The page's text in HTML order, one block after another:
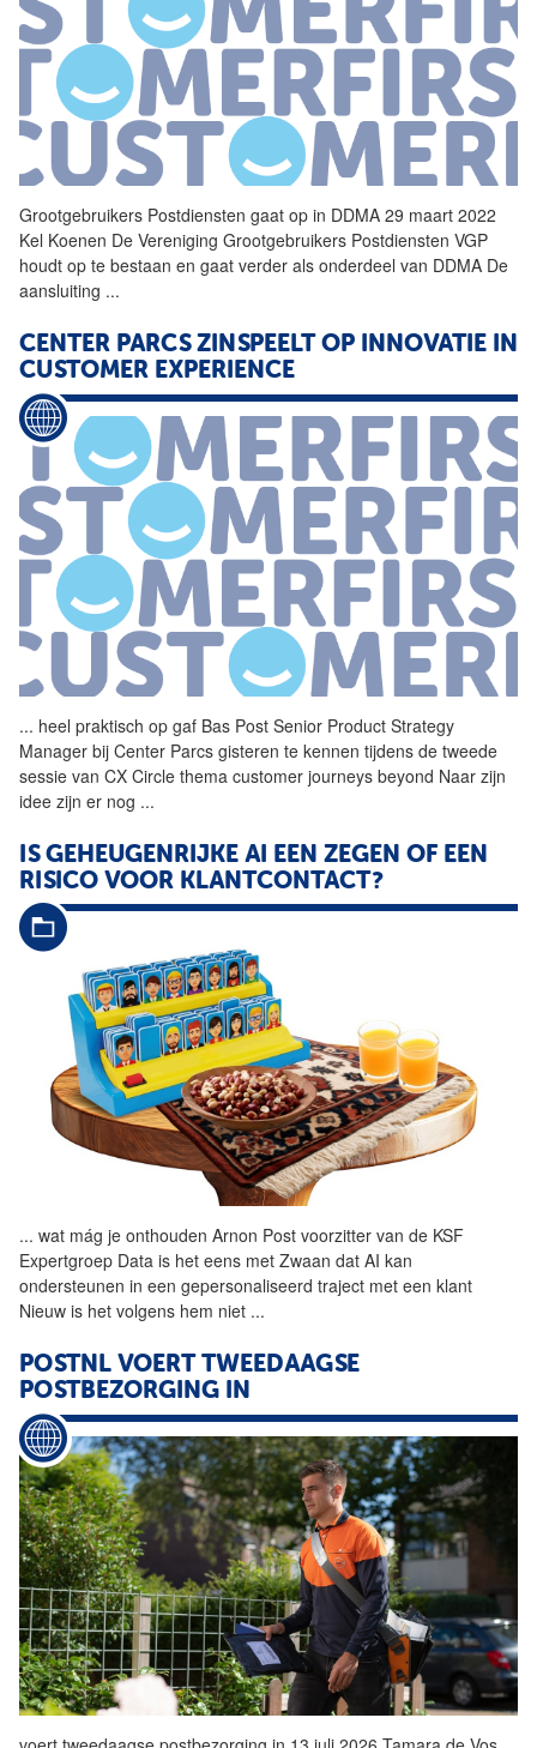
Grootgebruikers Postdiensten gaat op in DDMA 29 maart 2022
Kel Koenen De Vereniging Grootgebruikers Postdiensten VGP
houdt op te bestaan en gaat verder als onderdeel van DDMA De
aansluiting ...
CENTER PARCS ZINSPEELT OP INNOVATIE IN
CUSTOMER EXPERIENCE
... heel praktisch op gaf Bas Post Senior Product Strategy
Manager bij Center Parcs gisteren te kennen tijdens de tweede
sessie van CX Circle thema customer journeys beyond Naar zijn
idee zijn er nog ...
IS GEHEUGENRIJKE AI EEN ZEGEN OF EEN
RISICO VOOR KLANTCONTACT?
... wat mág je onthouden Arnon Post voorzitter van de KSF
Expertgroep Data is het eens met Zwaan dat AI kan
ondersteunen in een gepersonaliseerd traject met een klant
Nieuw is het volgens hem niet ...
POSTNL VOERT TWEEDAAGSE
POSTBEZORGING IN